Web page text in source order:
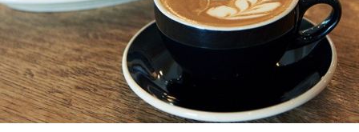
女神まり愛のタロットメッセージ
算命学がわかる今月のあなた
LEARN
MAMA